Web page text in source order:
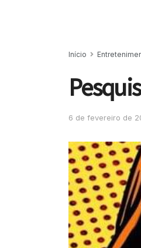
Início
6 de fevereiro de